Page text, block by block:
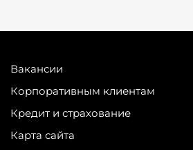
Вакансии
Корпоративным клиентам
Кредит и страхование
Карта сайта